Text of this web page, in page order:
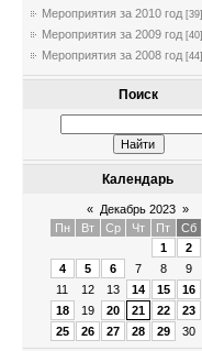
Мероприятия за 2010 год [39]
Мероприятия за 2009 год [40]
Мероприятия за 2008 год [44]
Поиск
Календарь
« Декабрь 2023 »
Пн
Вт Ср Чт Пт Сб
1
2
4
5 6 7 8 9
11
12 13 14 15 16
18
19 20 21 22 23
25
26 27 28 29 30